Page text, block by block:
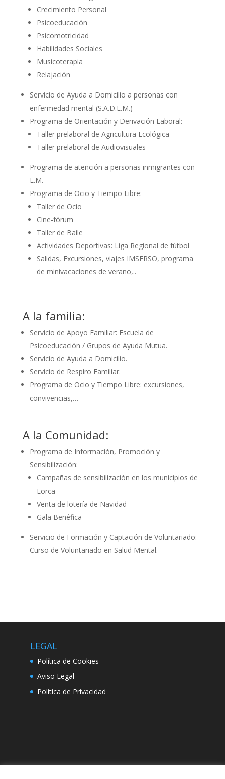
Crecimiento Personal
Psicoeducación
Psicomotricidad
Habilidades Sociales
Musicoterapia
Relajación
Servicio de Ayuda a Domicilio a personas con
enfermedad mental (S.A.D.E.M.)
Programa de Orientación y Derivación Laboral:
Taller prelaboral de Agricultura Ecológica
Taller prelaboral de Audiovisuales
Programa de atención a personas inmigrantes con
E.M.
Programa de Ocio y Tiempo Libre:
Taller de Ocio
Cine-fórum
Taller de Baile
Actividades Deportivas: Liga Regional de fútbol
Salidas, Excursiones, viajes IMSERSO, programa
de minivacaciones de verano,..
A la familia:
Servicio de Apoyo Familiar: Escuela de
Psicoeducación / Grupos de Ayuda Mutua.
Servicio de Ayuda a Domicilio.
Servicio de Respiro Familiar.
Programa de Ocio y Tiempo Libre: excursiones,
convivencias,…
A la Comunidad:
Programa de Información, Promoción y
Sensibilización:
Campañas de sensibilización en los municipios de
Lorca
Venta de lotería de Navidad
Gala Benéfica
Servicio de Formación y Captación de Voluntariado:
Curso de Voluntariado en Salud Mental.
LEGAL
Política de Cookies
Aviso Legal
Política de Privacidad